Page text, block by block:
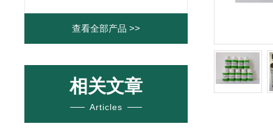
查看全部产品 >>
相关文章
Articles